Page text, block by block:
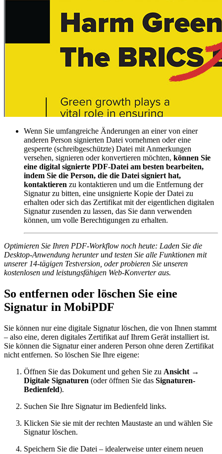
Wenn Sie umfangreiche Änderungen an einer von einer
anderen Person signierten Datei vornehmen oder eine
gesperrte (schreibgeschützte) Datei mit Anmerkungen
versehen, signieren oder konvertieren möchten, können Sie
eine digital signierte PDF-Datei am besten bearbeiten,
indem Sie die Person, die die Datei signiert hat,
kontaktieren zu kontaktieren und um die Entfernung der
Signatur zu bitten, eine unsignierte Kopie der Datei zu
erhalten oder sich das Zertifikat mit der eigentlichen digitalen
Signatur zusenden zu lassen, das Sie dann verwenden
können, um volle Berechtigungen zu erhalten.
Optimieren Sie Ihren PDF-Workflow noch heute: Laden Sie die
Desktop-Anwendung herunter und testen Sie alle Funktionen mit
unserer 14-tägigen Testversion, oder probieren Sie unseren
kostenlosen und leistungsfähigen Web-Konverter aus.
So entfernen oder löschen Sie eine
Signatur in MobiPDF
Sie können nur eine digitale Signatur löschen, die von Ihnen stammt
– also eine, deren digitales Zertifikat auf Ihrem Gerät installiert ist.
Sie können die Signatur einer anderen Person ohne deren Zertifikat
nicht entfernen. So löschen Sie Ihre eigene:
Öffnen Sie das Dokument und gehen Sie zu Ansicht →
Digitale Signaturen (oder öffnen Sie das Signaturen-
Bedienfeld).
Suchen Sie Ihre Signatur im Bedienfeld links.
Klicken Sie sie mit der rechten Maustaste an und wählen Sie
Signatur löschen.
Speichern Sie die Datei – idealerweise unter einem neuen